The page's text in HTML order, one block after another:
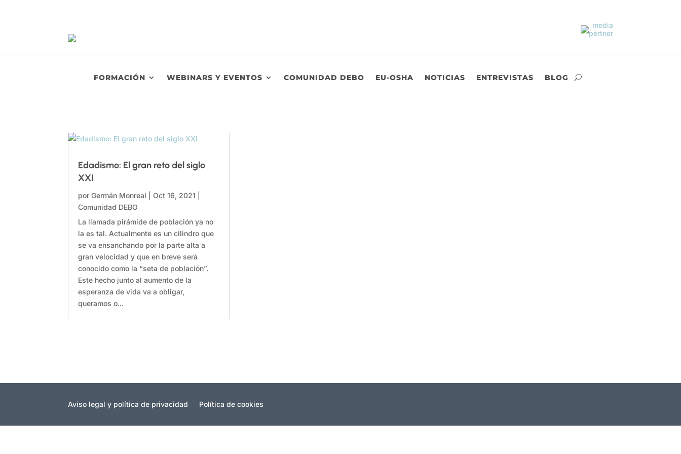
FORMACIÓN WEBINARS Y EVENTOS COMUNIDAD DEBO EU-OSHA NOTICIAS ENTREVISTAS BLOG
Edadismo: El gran reto del siglo
XXI
porGermán Monreal |Oct 16, 2021
Comunidad DEBO
La llamada pirámide de población ya no
la es tal. Actualmente es un cilindro que
se va ensanchando por la parte alta a
gran velocidad y que en breve será
conocido como la “seta de población”.
Este hecho junto al aumento de la
esperanza de vida va a obligar,
queramos o...
Aviso legal y política de privacidad Política de cookies